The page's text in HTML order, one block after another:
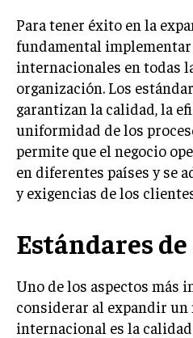
VENTAS Y PERSUASIÓN
GESTIÓN DE
COMUNICACIÓN
GESTIÓN DE MARCA
INVESTIGACIÓN DE
ANÁLISIS DE
EMPRENDIMIENTO
GESTIÓN DEL CAMBIO
LIDERAZGO
Para tener éxito en la
fundamental
internacionales en todas
organización. Los
garantizan la calidad, la
uniformidad de los
permite que el negocio
en diferentes países y se
y exigencias de los
Estándares
Uno de los aspectos más
considerar al expandir un
internacional es la